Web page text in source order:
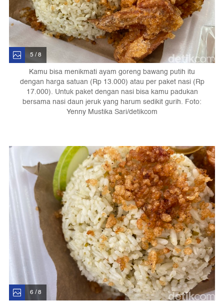
5 / 8
Kamu bisa menikmati ayam goreng bawang putih itu
dengan harga satuan (Rp 13.000) atau per paket nasi (Rp
17.000). Untuk paket dengan nasi bisa kamu padukan
bersama nasi daun jeruk yang harum sedikit gurih. Foto:
Yenny Mustika Sari/detikcom
6 / 8